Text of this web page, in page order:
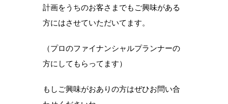
計画をうちのお客さまでもご興味がある
方にはさせていただいてます。
（プロのファイナンシャルプランナーの
方にしてもらってます）
もしご興味がおありの方はぜひお問い合